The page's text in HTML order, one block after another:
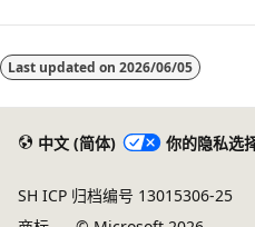
Last updated on 2026/06/05
中文 (简体) 你的隐私选
SH ICP 归档编号 13015306-25